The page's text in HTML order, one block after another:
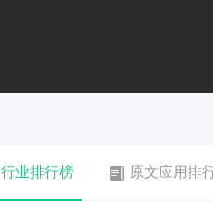
行业排行榜 原文应用排